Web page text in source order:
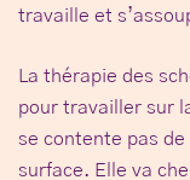
travaille et
La thérapie des
pour travailler sur
se contente pas
surface. Elle va